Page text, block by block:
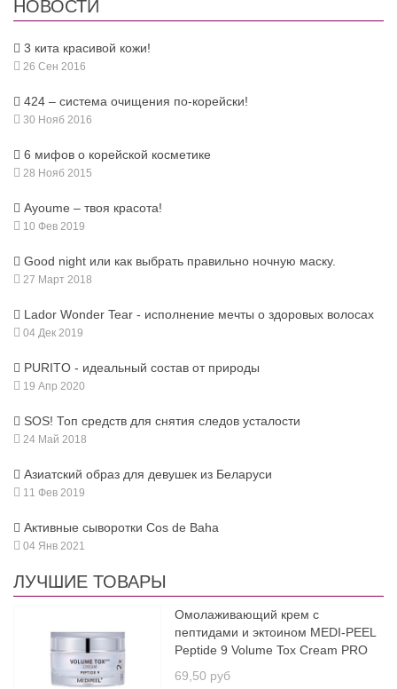
НОВОСТИ
3 кита красивой кожи!
26 Сен 2016
424 – система очищения по-корейски!
30 Нояб 2016
6 мифов о корейской косметике
28 Нояб 2015
Ayoume – твоя красота!
10 Фев 2019
Good night или как выбрать правильно ночную маску.
27 Март 2018
Lador Wonder Tear - исполнение мечты о здоровых волосах
04 Дек 2019
PURITO - идеальный состав от природы
19 Апр 2020
SOS! Топ средств для снятия следов усталости
24 Май 2018
Азиатский образ для девушек из Беларуси
11 Фев 2019
Активные сыворотки Cos de Baha
04 Янв 2021
ЛУЧШИЕ ТОВАРЫ
Омолаживающий крем с
пептидами и эктоином MEDI-PEEL
Peptide 9 Volume Tox Cream PRO
69,50 руб